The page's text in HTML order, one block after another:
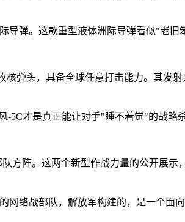
弹。这款重型液体洲际导弹看似"老
弹头，具备全球任意打击能力。其发
才是真正能让对手"睡不着觉"的战略
方阵。这两个新型作战力量的公开展
网络战部队，解放军构建的，是一个